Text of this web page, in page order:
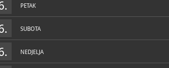
PETAK
SUBOTA
NEDJELJA